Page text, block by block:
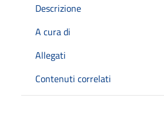
Descrizione
A cura di
Allegati
Contenuti correlati